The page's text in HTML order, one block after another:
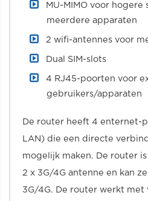
MU-MIMO voor hogere
meerdere apparaten
2 wifi-antennes voor
Dual SIM-slots
4 RJ45-poorten voor
gebruikers/apparaten
De router heeft 4 enternet-
LAN) die een directe
mogelijk maken. De router
2 x 3G/4G antenne en kan
3G/4G. De router werkt met